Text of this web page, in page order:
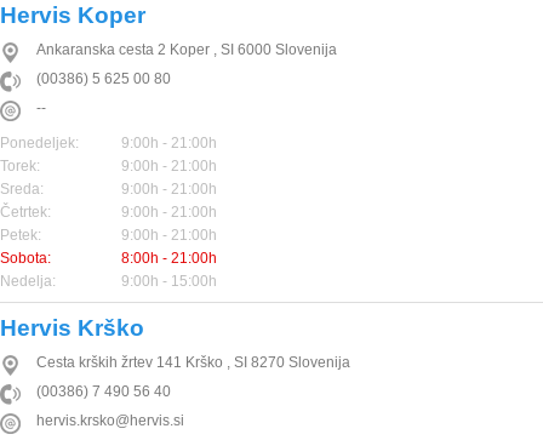
Hervis Koper
Ankaranska cesta 2 Koper , SI 6000 Slovenija
(00386) 5 625 00 80
--
Ponedeljek:
9:00h - 21:00h
Torek:
9:00h - 21:00h
Sreda:
9:00h - 21:00h
Četrtek:
9:00h - 21:00h
Petek:
9:00h - 21:00h
Sobota:
8:00h - 21:00h
Nedelja:
9:00h - 15:00h
Hervis Krško
Cesta krških žrtev 141 Krško , SI 8270 Slovenija
(00386) 7 490 56 40
hervis.krsko@hervis.si